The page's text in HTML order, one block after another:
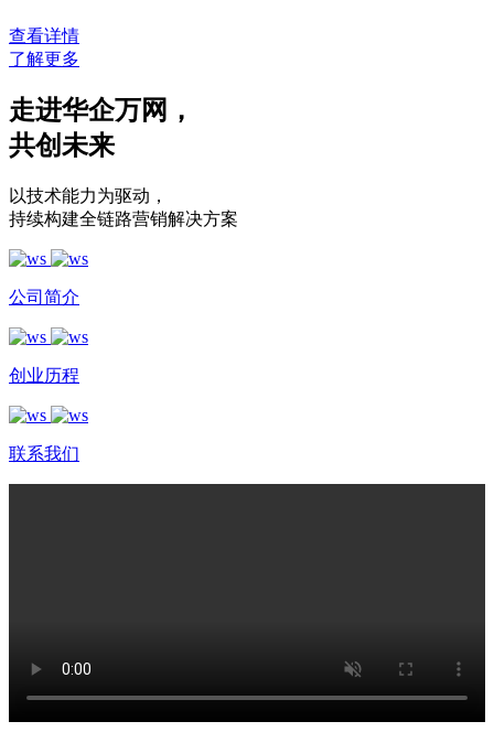
查看详情
了解更多
走进华企万网 ，
共创未来
以技术能力为驱动 ，
持续构建全链路营销解决方案
公司简介
创业历程
联系我们